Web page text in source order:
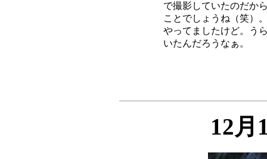
で撮影していたのだか
ことでしょうね（笑）
やってましたけど。う
12月